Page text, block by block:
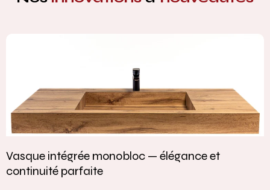
Vasque intégrée monobloc — élégance et
continuité parfaite